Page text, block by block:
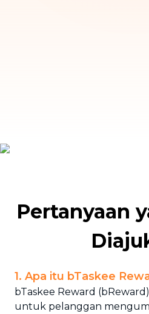
Pertanyaan
1. Apa itu bTaskee
bTaskee Reward
untuk pelanggan